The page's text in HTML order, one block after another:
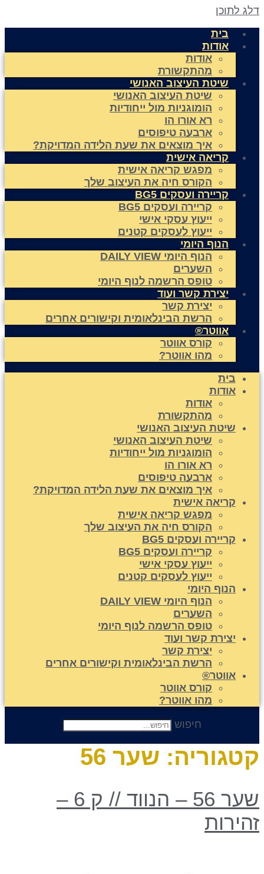
לתוכן
בית
אודות
אודות
מהתקשורת
שיטת העיצוב האנושי
שיטת העיצוב האנושי
הומוגניות מול ייחודיות
רא אורו הו
ארבעה טיפוסים
איך מוצאים את שעת הלידה המדויקת?
קריאה אישית
מפגש קריאה אישית
הקורס חיה את העיצוב שלך
קריירה ועסקים BG5
קריירה ועסקים BG5
ייעוץ עסקי אישי
ייעוץ לעסקים קטנים
הנוף היומי
הנוף היומי DAILY VIEW
השערים
טופס הרשמה לנוף היומי
יצירת קשר ועוד
יצירת קשר
הרשת הבינלאומית וקישורים אחרים
אווטר®
קורס אווטר
מהו אווטר?
בית
אודות
אודות
מהתקשורת
שיטת העיצוב האנושי
שיטת העיצוב האנושי
הומוגניות מול ייחודיות
רא אורו הו
ארבעה טיפוסים
איך מוצאים את שעת הלידה המדויקת?
קריאה אישית
מפגש קריאה אישית
הקורס חיה את העיצוב שלך
קריירה ועסקים BG5
קריירה ועסקים BG5
ייעוץ עסקי אישי
ייעוץ לעסקים קטנים
הנוף היומי
הנוף היומי DAILY VIEW
השערים
טופס הרשמה לנוף היומי
יצירת קשר ועוד
יצירת קשר
הרשת הבינלאומית וקישורים אחרים
אווטר®
קורס אווטר
מהו אווטר?
חיפוש
שער 56
שער 56 – הנווד // ק 6 –